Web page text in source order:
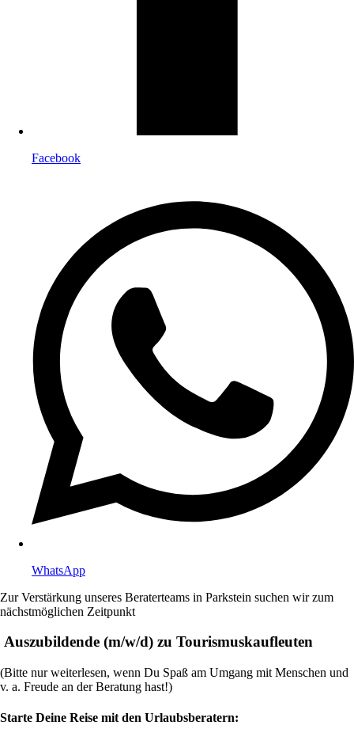
Facebook
WhatsApp
Zur Verstärkung unseres Beraterteams in Parkstein suchen wir zum
nächstmöglichen Zeitpunkt
Auszubildende (m/w/d) zu Tourismuskaufleuten
(Bitte nur weiterlesen, wenn Du Spaß am Umgang mit Menschen und
v. a. Freude an der Beratung hast!)
Starte Deine Reise mit den Urlaubsberatern: